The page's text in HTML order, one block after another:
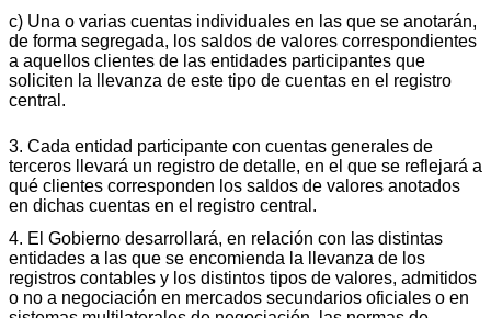
c) Una o varias cuentas individuales en las que se anotarán,
de forma segregada, los saldos de valores correspondientes
a aquellos clientes de las entidades participantes que
soliciten la llevanza de este tipo de cuentas en el registro
central.
3. Cada entidad participante con cuentas generales de
terceros llevará un registro de detalle, en el que se reflejará a
qué clientes corresponden los saldos de valores anotados
en dichas cuentas en el registro central.
4. El Gobierno desarrollará, en relación con las distintas
entidades a las que se encomienda la llevanza de los
registros contables y los distintos tipos de valores, admitidos
o no a negociación en mercados secundarios oficiales o en